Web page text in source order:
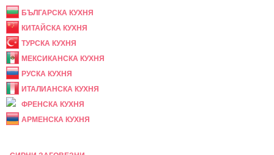
БЪЛГАРСКА КУХНЯ
КИТАЙСКА КУХНЯ
ТУРСКА КУХНЯ
МЕКСИКАНСКА КУХНЯ
РУСКА КУХНЯ
ИТАЛИАНСКА КУХНЯ
ФРЕНСКА КУХНЯ
АРМЕНСКА КУХНЯ